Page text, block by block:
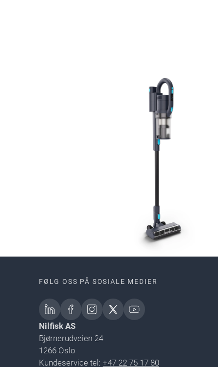
FØLG OSS PÅ SOSIALE MEDIER
Nilfisk AS
Bjørnerudveien 24
1266 Oslo
Kundeservice tel: +47 22 75 17 80